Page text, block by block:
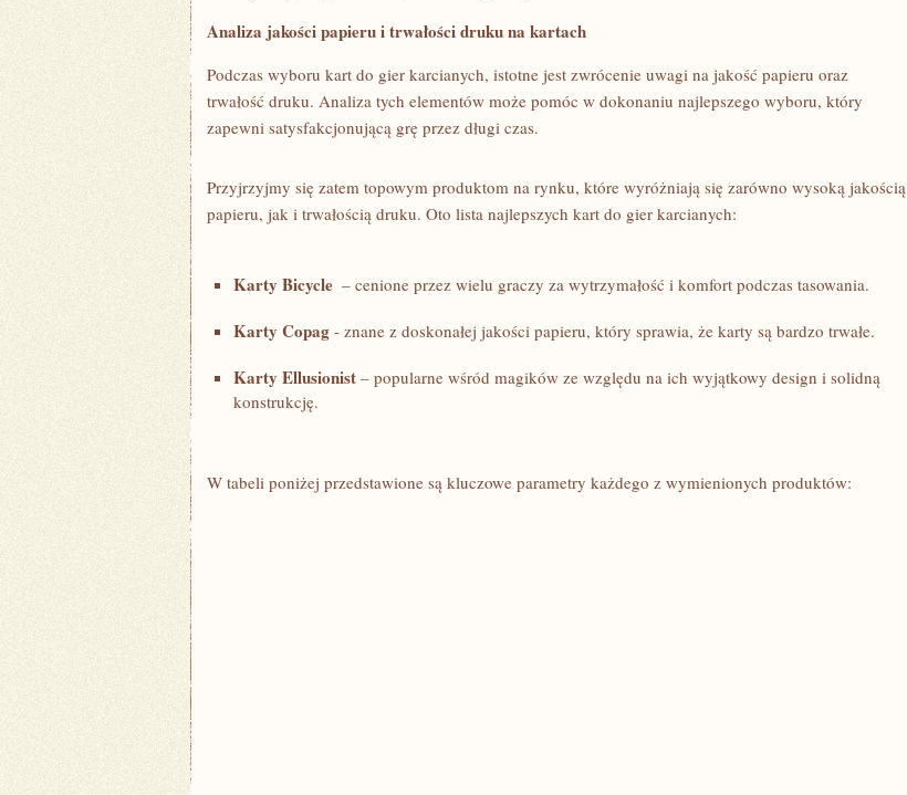
Analiza jakości papieru ⁤i trwałości⁣ druku na ⁣kartach
Podczas wyboru⁢ kart do ⁢gier karcianych, istotne jest⁢ zwrócenie uwagi na jakość papieru oraz⁢
trwałość druku. Analiza tych elementów może pomóc w dokonaniu najlepszego wyboru, który
‍zapewni satysfakcjonującą​ grę przez długi czas.
Przyjrzyjmy się zatem topowym produktom na rynku, które wyróżniają ​się zarówno wysoką jakością
papieru, jak i trwałością druku. Oto lista najlepszych⁤ kart do​ gier karcianych:
Karty Bicycle ‌ – cenione przez wielu graczy za‍ wytrzymałość i komfort podczas tasowania.
Karty Copag -‍ znane⁢ z doskonałej jakości papieru, który ‌sprawia, że karty są​ bardzo ‌trwałe.
Karty Ellusionist – popularne wśród magików⁤ ze ​względu ⁤na ⁣ich wyjątkowy design ⁢i solidną
konstrukcję.
W tabeli poniżej ​przedstawione‌ są ⁤kluczowe parametry ‍każdego z wymienionych produktów: